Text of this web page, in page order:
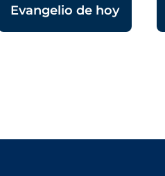
Evangelio de hoy